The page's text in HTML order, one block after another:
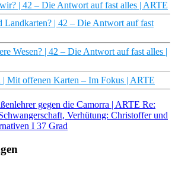
| 42 – Die Antwort auf fast alles | ARTE
Landkarten? | 42 – Die Antwort auf fast
Wesen? | 42 – Die Antwort auf fast alles |
| Mit offenen Karten – Im Fokus | ARTE
gegen die Camorra | ARTE Re:
Verhütung: Christoffer und
I 37 Grad